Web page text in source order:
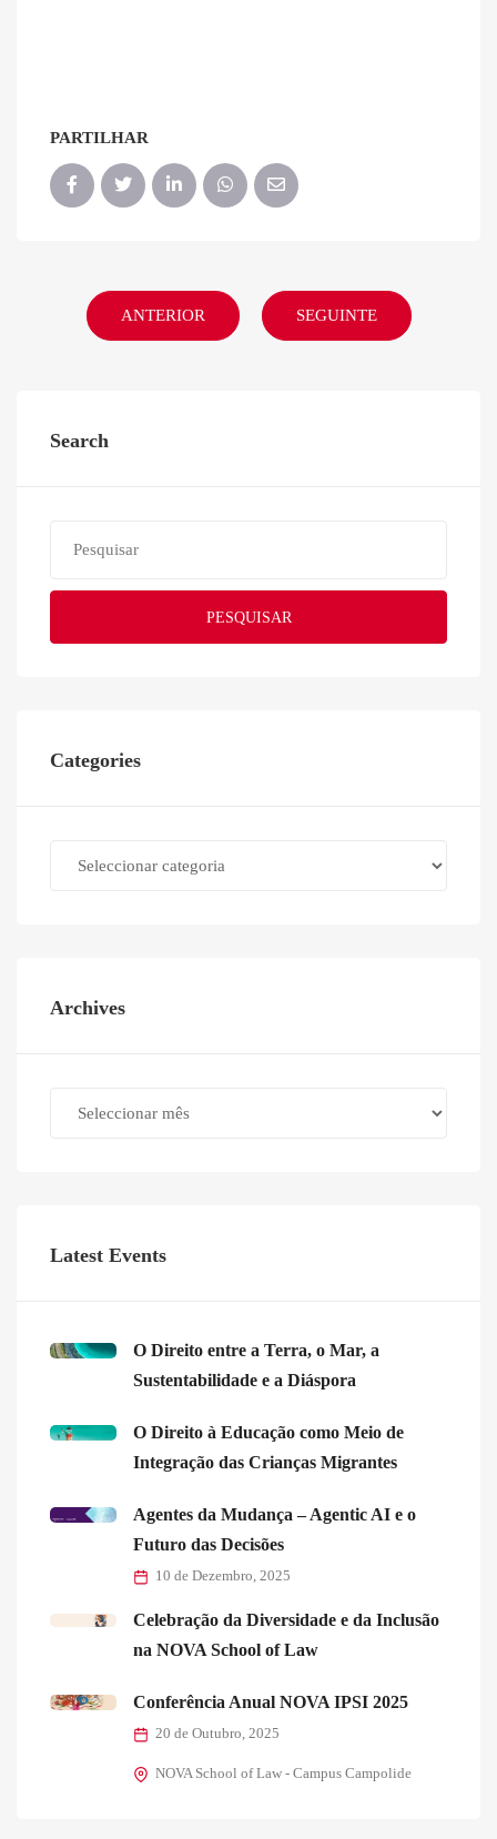
PARTILHAR
ANTERIOR SEGUINTE
Search
PESQUISAR
Categories
Archives
Latest Events
O Direito entre a Terra, o Mar, a
Sustentabilidade e a Diáspora
O Direito à Educação como Meio de
Integração das Crianças Migrantes
Agentes da Mudança – Agentic AI e o
Futuro das Decisões
10 de Dezembro, 2025
Celebração da Diversidade e da Inclusão
na NOVA School of Law
Conferência Anual NOVA IPSI 2025
20 de Outubro, 2025
NOVA School of Law - Campus Campolide